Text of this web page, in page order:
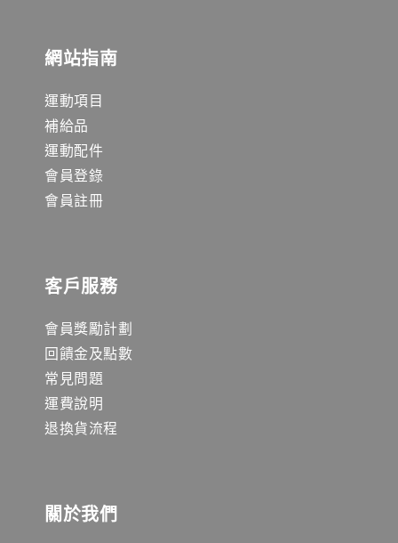
網站指南
運動項目
補給品
運動配件
會員登錄
會員註冊
客戶服務
會員獎勵計劃
回饋金及點數
常見問題
運費說明
退換貨流程
關於我們